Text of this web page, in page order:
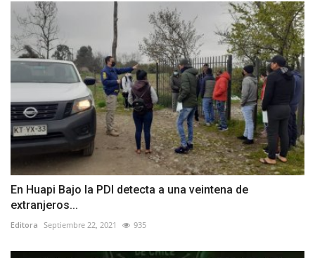
En Huapi Bajo la PDI detecta a una veintena de
extranjeros...
Editora Septiembre 22, 2021 935